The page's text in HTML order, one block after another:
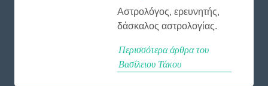
Αστρολόγος, ερευνητής,
δάσκαλος αστρολογίας.
Περισσότερα άρθρα του
Βασίλειου Τάκου